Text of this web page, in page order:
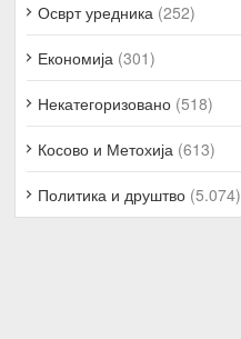
Осврт уредника (252)
Економија (301)
Некатегоризовано (518)
Косово и Метохија (613)
Политика и друштво (5.074)